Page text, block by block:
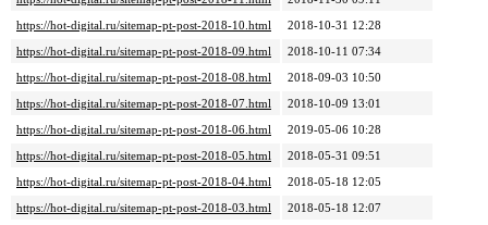
https://hot-digital.ru/sitemap-pt-post-2018-10.html
2018-10-31 12:28
https://hot-digital.ru/sitemap-pt-post-2018-09.html
2018-10-11 07:34
https://hot-digital.ru/sitemap-pt-post-2018-08.html
2018-09-03 10:50
https://hot-digital.ru/sitemap-pt-post-2018-07.html
2018-10-09 13:01
https://hot-digital.ru/sitemap-pt-post-2018-06.html
2019-05-06 10:28
https://hot-digital.ru/sitemap-pt-post-2018-05.html
2018-05-31 09:51
https://hot-digital.ru/sitemap-pt-post-2018-04.html
2018-05-18 12:05
https://hot-digital.ru/sitemap-pt-post-2018-03.html
2018-05-18 12:07